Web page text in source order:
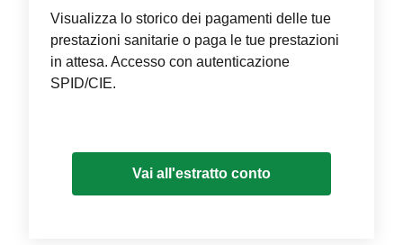
Visualizza lo storico dei pagamenti delle tue
prestazioni sanitarie o paga le tue prestazioni
in attesa. Accesso con autenticazione
SPID/CIE.
Vai all'estratto conto